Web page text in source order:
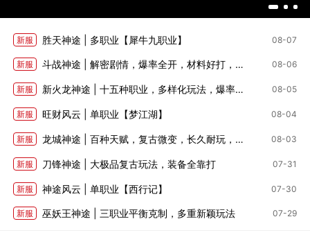
新服 胜天神途 | 多职业【犀牛九职业】 08-07
新服 斗战神途 | 解密剧情，爆率全开，材料好打，深度养成 08-06
新服 新火龙神途 | 十五种职业，多样化玩法，爆率适中 08-05
新服 旺财风云 | 单职业【梦江湖】 08-04
新服 龙城神途 | 百种天赋，复古微变，长久耐玩，全部靠打 08-03
新服 刀锋神途 | 大极品复古玩法，装备全靠打 07-31
新服 神途风云 | 单职业【西行记】 07-30
新服 巫妖王神途 | 三职业平衡克制，多重新颖玩法 07-29